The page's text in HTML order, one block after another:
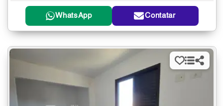
WhatsApp Contatar